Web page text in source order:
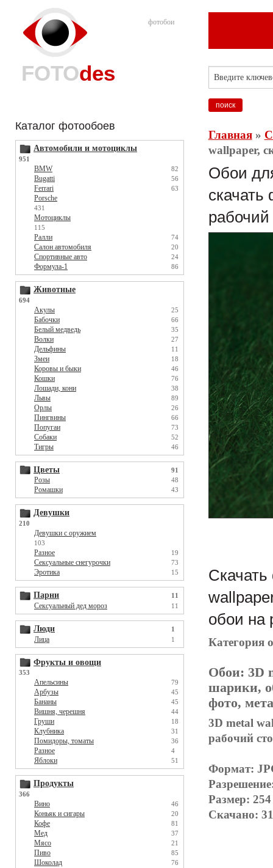
фотобои
FOTOdes
Каталог фотообоев
Автомобили и мотоциклы
951
BMW 82
Bugatti 56
Ferrari 63
Porsche
431
Мотоциклы
115
Ралли 74
Салон автомобиля 20
Спортивные авто 24
Формула-1 86
Животные
694
Акулы 25
Бабочки 66
Белый медведь 35
Волки 27
Дельфины 11
Змеи 18
Коровы и быки 46
Кошки 76
Лошади, кони 38
Львы 89
Орлы 26
Пингвины 66
Попугаи 73
Собаки 52
Тигры 46
Цветы 91
Розы 48
Ромашки 43
Девушки
210
Девушки с оружием
103
Разное 19
Сексуальные снегурочки 73
Эротика 15
Парни 11
Сексуальный дед мороз 11
Люди 1
Лица 1
Фрукты и овощи
353
Апельсины 79
Арбузы 45
Бананы 45
Вишня, черешня 44
Груши 18
Клубника 31
Помидоры, томаты 36
Разное 4
Яблоки 51
Продукты
366
Вино 46
Коньяк и сигары 20
Кофе 81
Мед 37
Мясо 21
Пиво 85
Шоколад 76
Главная»
wallpaper,
Обои
рабочий
Скачать
обои на
Категория
Обои: 3D
шарики,
фото,
3D metal
рабочий
Формат:
Размер:
Скачано: